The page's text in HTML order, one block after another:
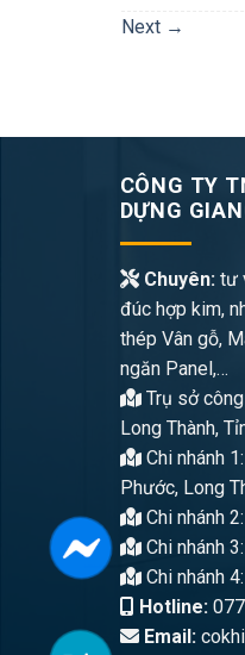
Next →
CÔNG TY
DỰNG
Chuyên:tư
đúc hợp kim,
thép Vân gỗ,
ngăn Panel,…
Trụ sở công
Long Thành,
Chi nhánh
Phước, Long
Chi nhánh
Chi nhánh
Chi nhánh
Hotline:
Email: